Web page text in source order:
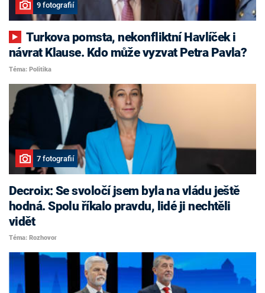
9 fotografií
Turkova pomsta, nekonfliktní Havlíček i
návrat Klause. Kdo může vyzvat Petra Pavla?
Téma: Politika
7 fotografií
Decroix: Se svoločí jsem byla na vládu ještě
hodná. Spolu říkalo pravdu, lidé ji nechtěli
vidět
Téma: Rozhovor